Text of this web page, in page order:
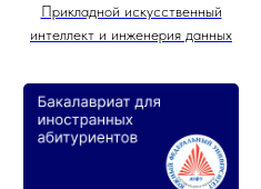
Прикладной искусственный
интеллект и инженерия данных